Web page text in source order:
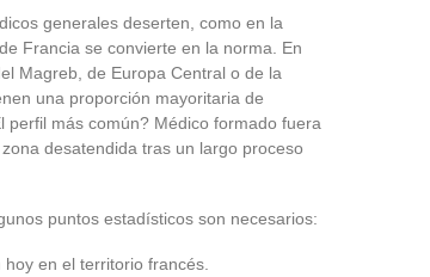
generales deserten, como en la
Francia se convierte en la norma. En
Magreb, de Europa Central o de la
una proporción mayoritaria de
más común? Médico formado fuera
desatendida tras un largo proceso
puntos estadísticos son necesarios:
en el territorio francés.